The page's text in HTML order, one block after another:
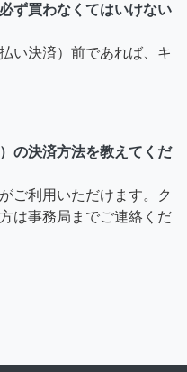
ず買わなくてはいけない
い決済）前であれば、キ
の決済方法を教えてくだ
ご利用いただけます。ク
は事務局までご連絡くだ